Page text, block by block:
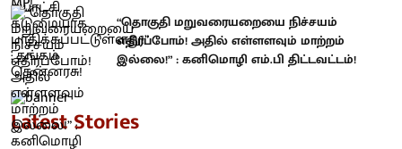
“தொகுதி மறுவரையறையை நிச்சயம்
எதிர்ப்போம்! அதில் எள்ளளவும் மாற்றம்
இல்லை!” : கனிமொழி எம்.பி திட்டவட்டம்!
Latest Stories